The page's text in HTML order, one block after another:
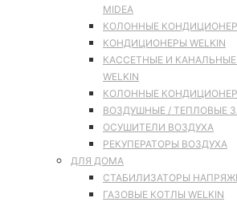
MIDEA
КОЛОННЫЕ
КОНДИЦИОНЕРЫ WELKIN
КАССЕТНЫЕ И
WELKIN
КОЛОННЫЕ
ВОЗДУШНЫЕ / ТЕПЛОВЫЕ
ОСУШИТЕЛИ ВОЗДУХА
РЕКУПЕРАТОРЫ ВОЗДУХА
ДЛЯ ДОМА
СТАБИЛИЗАТОРЫ
ГАЗОВЫЕ КОТЛЫ WELKIN